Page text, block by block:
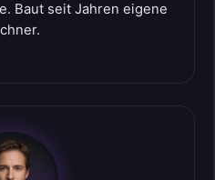
Baut seit Jahren eigene